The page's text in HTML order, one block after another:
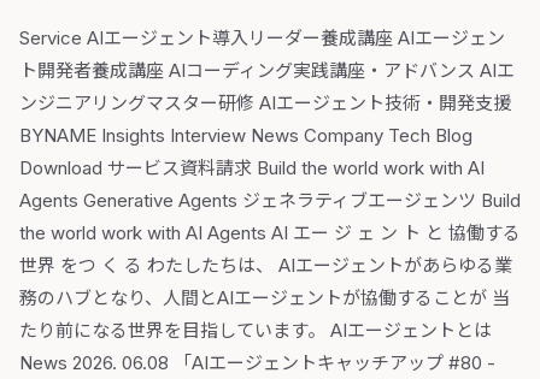
Service AIエージェント導入リーダー養成講座 AIエージェン
ト開発者養成講座 AIコーディング実践講座・アドバンス AIエ
ンジニアリングマスター研修 AIエージェント技術・開発支援
BYNAME Insights Interview News Company Tech Blog
Download サービス資料請求 Build the world work with AI
Agents Generative Agents ジェネラティブエージェンツ Build
the world work with AI Agents AI エー ジ ェ ン ト と 協働する
世界 をつ く る わたしたちは、 AIエージェントがあらゆる業
務のハブとなり、人間とAIエージェントが協働することが 当
たり前になる世界を目指しています。 AIエージェントとは
News 2026. 06.08 「AIエージェントキャッチアップ #80 -